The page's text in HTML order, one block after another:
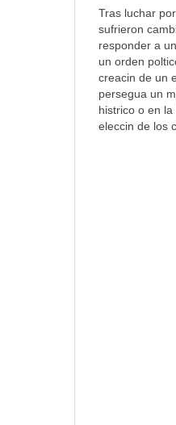
Tras luchar
sufrieron
responder a
un orden
creacin de un
persegua un
histrico o en
eleccin de los